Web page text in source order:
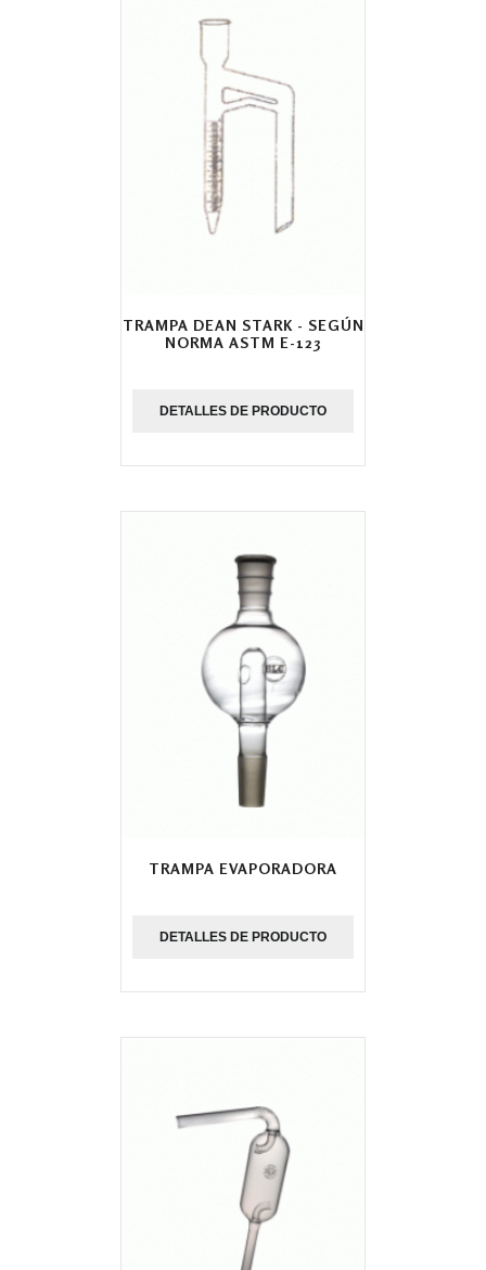
TRAMPA DEAN STARK - SEGÚN
NORMA ASTM E-123
DETALLES DE PRODUCTO
TRAMPA EVAPORADORA
DETALLES DE PRODUCTO